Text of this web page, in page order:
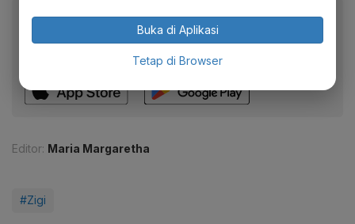
Baca artikel ini lewat aplikasi mobile.
Dapatkan pengalaman membaca lebih nyaman dan nikmati
fitur menarik lainnya lewat aplikasi mobile Katadata.
Editor: Maria Margaretha
#Zigi
Buka di Aplikasi
Tetap di Browser